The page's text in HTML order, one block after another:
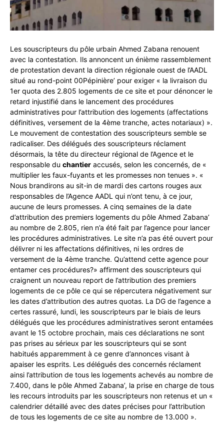
Les souscripteurs du pôle urbain Ahmed Zabana renouent
avec la contestation. Ils annoncent un énième rassemblement
de protestation devant la direction régionale ouest de l’AADL
situé au rond-point 00Pépinière’ pour exiger « la livraison du
1er quota des 2.805 logements de ce site et pour dénoncer le
retard injustifié dans le lancement des procédures
administratives pour l’attribution des logements (affectations
définitives, versement de la 4ème tranche, actes notariaux) ».
Le mouvement de contestation des souscripteurs semble se
radicaliser. Des délégués des souscripteurs réclament
désormais, la tête du directeur régional de l’Agence et le
responsable du chantier accusés, selon les concernés, de «
multiplier les faux-fuyants et les promesses non tenues ». «
Nous brandirons au sit-in de mardi des cartons rouges aux
responsables de l’Agence AADL qui n’ont tenu, à ce jour,
aucune de leurs promesses. A cinq semaines de la date
d’attribution des premiers logements du pôle Ahmed Zabana’
au nombre de 2.805, rien n’a été fait par l’agence pour lancer
les procédures administratives. Le site n’a pas été ouvert pour
délivrer ni les affectations définitives, ni les ordres de
versement de la 4ème tranche. Qu’attend cette agence pour
entamer ces procédures?» affirment des souscripteurs qui
craignent un nouveau report de l’attribution des premiers
logements de ce pôle ce qui se répercutera négativement sur
les dates d’attribution des autres quotas. La DG de l’agence a
certes rassuré, lundi, les souscripteurs par le biais de leurs
délégués que les procédures administratives seront entamées
avant le 15 octobre prochain, mais ces déclarations ne sont
pas prises au sérieux par les souscripteurs qui se sont
habitués apparemment à ce genre d’annonces visant à
apaiser les esprits. Les délégués des concernés réclament
ainsi l’attribution de tous les logements achevés au nombre de
7.400, dans le pôle Ahmed Zabana’, la prise en charge de tous
les recours introduits par les souscripteurs non retenus et un «
calendrier détaillé avec des dates précises pour l’attribution
de tous les logements de ce site au nombre de 13.000 ».